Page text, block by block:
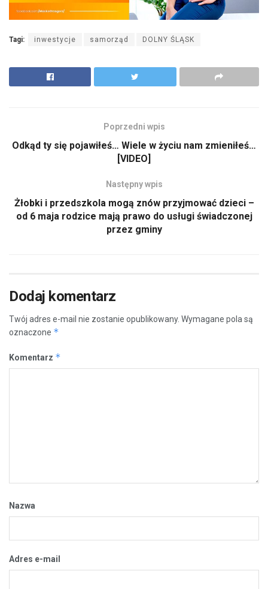
Tagi: inwestycje samorząd DOLNY ŚLĄSK
Poprzedni wpis
Odkąd ty się pojawiłeś… Wiele w życiu nam zmieniłeś…
[VIDEO]
Następny wpis
Żłobki i przedszkola mogą znów przyjmować dzieci –
od 6 maja rodzice mają prawo do usługi świadczonej
przez gminy
Dodaj komentarz
Twój adres e-mail nie zostanie opublikowany. Wymagane pola są
oznaczone *
Komentarz *
Nazwa
Adres e-mail